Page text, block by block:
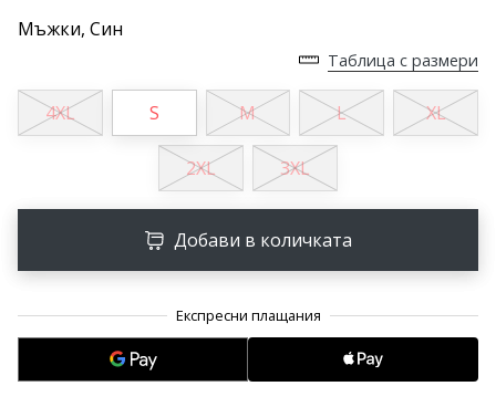
марката.
11. 8. 2022
•
програма
WeplayVolleyball
Имате
собствен
Мъжки, Син
Таблица с размери
4XL S M L XL
2XL 3XL
Добави в количката